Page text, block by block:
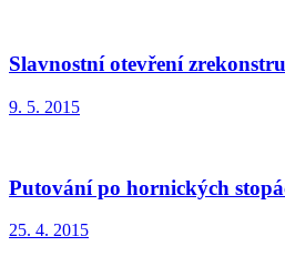
Slavnostní otevření
9. 5. 2015
Putování po hornických
25. 4. 2015